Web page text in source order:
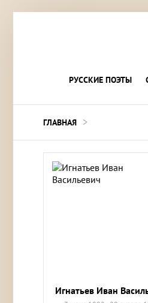
РУССКИЕ ПОЭТЫ
ГЛАВНАЯ >
Игнатьев Иван